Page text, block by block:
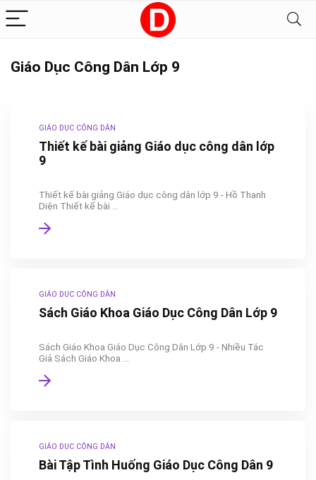
Giáo Dục Công Dân Lớp 9
GIÁO DỤC CÔNG DÂN
Thiết kế bài giảng Giáo dục công dân lớp
9
Thiết kế bài giảng Giáo dục công dân lớp 9 - Hồ Thanh
Diện Thiết kế bài ...
GIÁO DỤC CÔNG DÂN
Sách Giáo Khoa Giáo Dục Công Dân Lớp 9
Sách Giáo Khoa Giáo Dục Công Dân Lớp 9 - Nhiều Tác
Giả Sách Giáo Khoa ...
GIÁO DỤC CÔNG DÂN
Bài Tập Tình Huống Giáo Dục Công Dân 9